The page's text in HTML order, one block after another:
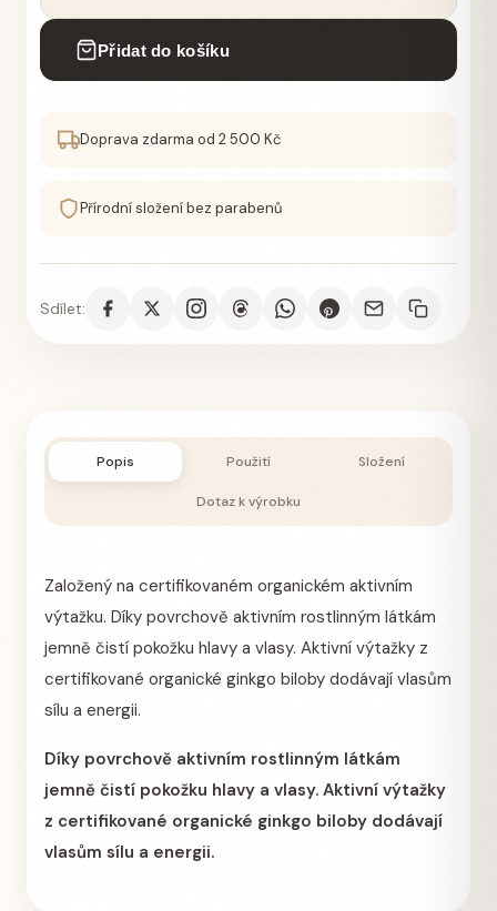
Přidat do košíku
Doprava zdarma od 2 500 Kč
Přírodní složení bez parabenů
Sdílet:
Popis Použití Složení
Dotaz k výrobku
Založený na certifikovaném organickém aktivním
výtažku. Díky povrchově aktivním rostlinným látkám
jemně čistí pokožku hlavy a vlasy. Aktivní výtažky z
certifikované organické ginkgo biloby dodávají vlasům
sílu a energii.
Díky povrchově aktivním rostlinným látkám
jemně čistí pokožku hlavy a vlasy. Aktivní výtažky
z certifikované organické ginkgo biloby dodávají
vlasům sílu a energii.